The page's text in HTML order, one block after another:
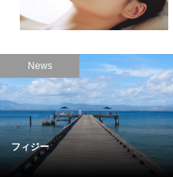
News
フィジー